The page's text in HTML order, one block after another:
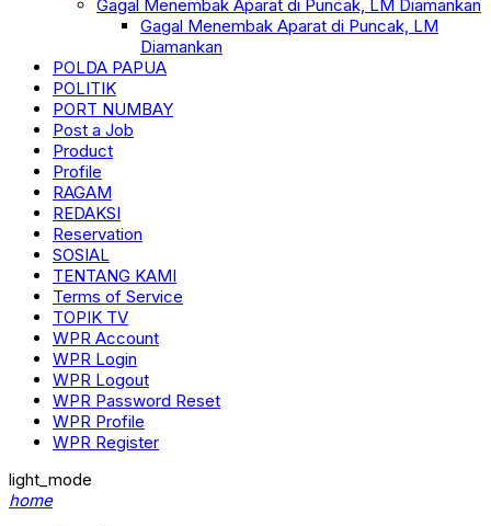
Gagal Menembak Aparat di Puncak, LM Diamankan
Gagal Menembak Aparat di Puncak, LM
Diamankan
POLDA PAPUA
POLITIK
PORT NUMBAY
Post a Job
Product
Profile
RAGAM
REDAKSI
Reservation
SOSIAL
TENTANG KAMI
Terms of Service
TOPIK TV
WPR Account
WPR Login
WPR Logout
WPR Password Reset
WPR Profile
WPR Register
light_mode
home